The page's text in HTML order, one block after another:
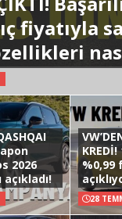
fiyatıyla
2026
KREDİ!
%0,99
28